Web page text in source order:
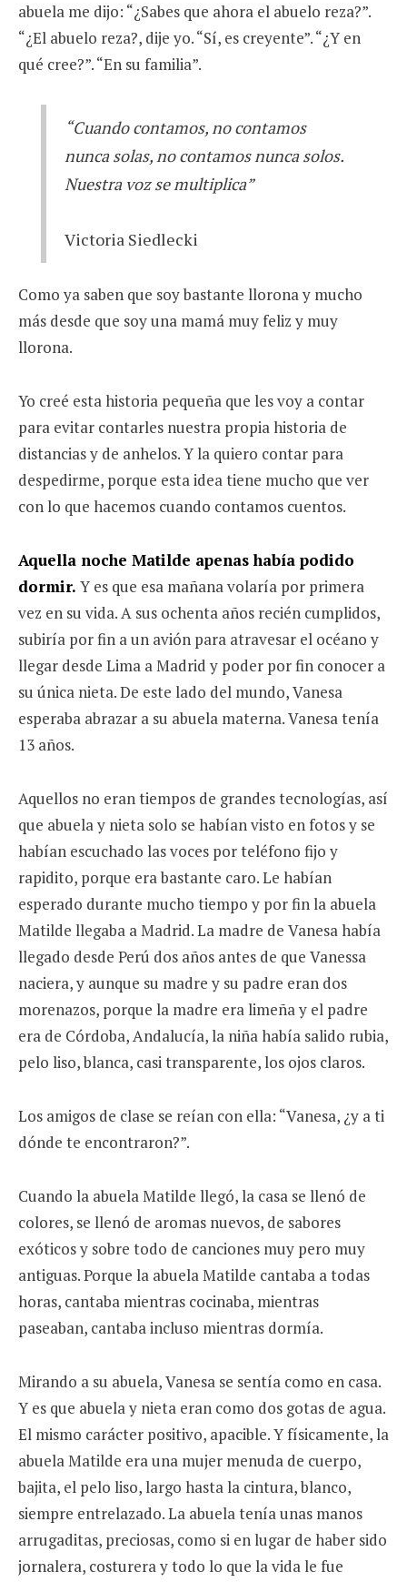
abuela me dijo: “¿Sabes que ahora el abuelo reza?”.
“¿El abuelo reza?, dije yo. “Sí, es creyente”. “¿Y en
qué cree?”. “En su familia”.
“Cuando contamos, no contamos
nunca solas, no contamos nunca solos.
Nuestra voz se multiplica”
Victoria Siedlecki
Como ya saben que soy bastante llorona y mucho
más desde que soy una mamá muy feliz y muy
llorona.
Yo creé esta historia pequeña que les voy a contar
para evitar contarles nuestra propia historia de
distancias y de anhelos. Y la quiero contar para
despedirme, porque esta idea tiene mucho que ver
con lo que hacemos cuando contamos cuentos.
Aquella noche Matilde apenas había podido
dormir. Y es que esa mañana volaría por primera
vez en su vida. A sus ochenta años recién cumplidos,
subiría por fin a un avión para atravesar el océano y
llegar desde Lima a Madrid y poder por fin conocer a
su única nieta. De este lado del mundo, Vanesa
esperaba abrazar a su abuela materna. Vanesa tenía
13 años.
Aquellos no eran tiempos de grandes tecnologías, así
que abuela y nieta solo se habían visto en fotos y se
habían escuchado las voces por teléfono fijo y
rapidito, porque era bastante caro. Le habían
esperado durante mucho tiempo y por fin la abuela
Matilde llegaba a Madrid. La madre de Vanesa había
llegado desde Perú dos años antes de que Vanessa
naciera, y aunque su madre y su padre eran dos
morenazos, porque la madre era limeña y el padre
era de Córdoba, Andalucía, la niña había salido rubia,
pelo liso, blanca, casi transparente, los ojos claros.
Los amigos de clase se reían con ella: “Vanesa, ¿y a ti
dónde te encontraron?”.
Cuando la abuela Matilde llegó, la casa se llenó de
colores, se llenó de aromas nuevos, de sabores
exóticos y sobre todo de canciones muy pero muy
antiguas. Porque la abuela Matilde cantaba a todas
horas, cantaba mientras cocinaba, mientras
paseaban, cantaba incluso mientras dormía.
Mirando a su abuela, Vanesa se sentía como en casa.
Y es que abuela y nieta eran como dos gotas de agua.
El mismo carácter positivo, apacible. Y físicamente, la
abuela Matilde era una mujer menuda de cuerpo,
bajita, el pelo liso, largo hasta la cintura, blanco,
siempre entrelazado. La abuela tenía unas manos
arrugaditas, preciosas, como si en lugar de haber sido
jornalera, costurera y todo lo que la vida le fue